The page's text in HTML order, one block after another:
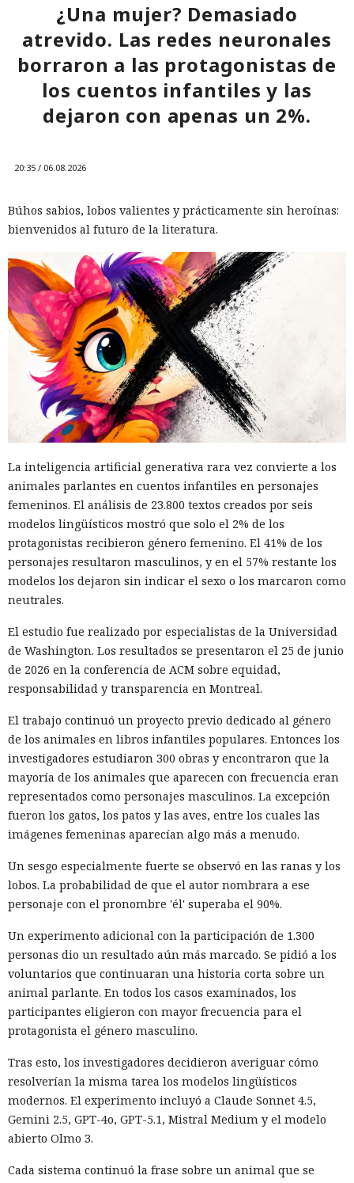
¿Una mujer? Demasiado
atrevido. Las redes neuronales
borraron a las protagonistas de
los cuentos infantiles y las
dejaron con apenas un 2%.
20:35 / 06.08.2026
Búhos sabios, lobos valientes y prácticamente sin heroínas:
bienvenidos al futuro de la literatura.
La inteligencia artificial generativa rara vez convierte a los
animales parlantes en cuentos infantiles en personajes
femeninos. El análisis de 23.800 textos creados por seis
modelos lingüísticos mostró que solo el 2% de los
protagonistas recibieron género femenino. El 41% de los
personajes resultaron masculinos, y en el 57% restante los
modelos los dejaron sin indicar el sexo o los marcaron como
neutrales.
El estudio fue realizado por especialistas de la Universidad
de Washington. Los resultados se presentaron el 25 de junio
de 2026 en la conferencia de ACM sobre equidad,
responsabilidad y transparencia en Montreal.
El trabajo continuó un proyecto previo dedicado al género
de los animales en libros infantiles populares. Entonces los
investigadores estudiaron 300 obras y encontraron que la
mayoría de los animales que aparecen con frecuencia eran
representados como personajes masculinos. La excepción
fueron los gatos, los patos y las aves, entre los cuales las
imágenes femeninas aparecían algo más a menudo.
Un sesgo especialmente fuerte se observó en las ranas y los
lobos. La probabilidad de que el autor nombrara a ese
personaje con el pronombre 'él' superaba el 90%.
Un experimento adicional con la participación de 1.300
personas dio un resultado aún más marcado. Se pidió a los
voluntarios que continuaran una historia corta sobre un
animal parlante. En todos los casos examinados, los
participantes eligieron con mayor frecuencia para el
protagonista el género masculino.
Tras esto, los investigadores decidieron averiguar cómo
resolverían la misma tarea los modelos lingüísticos
modernos. El experimento incluyó a Claude Sonnet 4.5,
Gemini 2.5, GPT-4o, GPT-5.1, Mistral Medium y el modelo
abierto Olmo 3.
Cada sistema continuó la frase sobre un animal que se